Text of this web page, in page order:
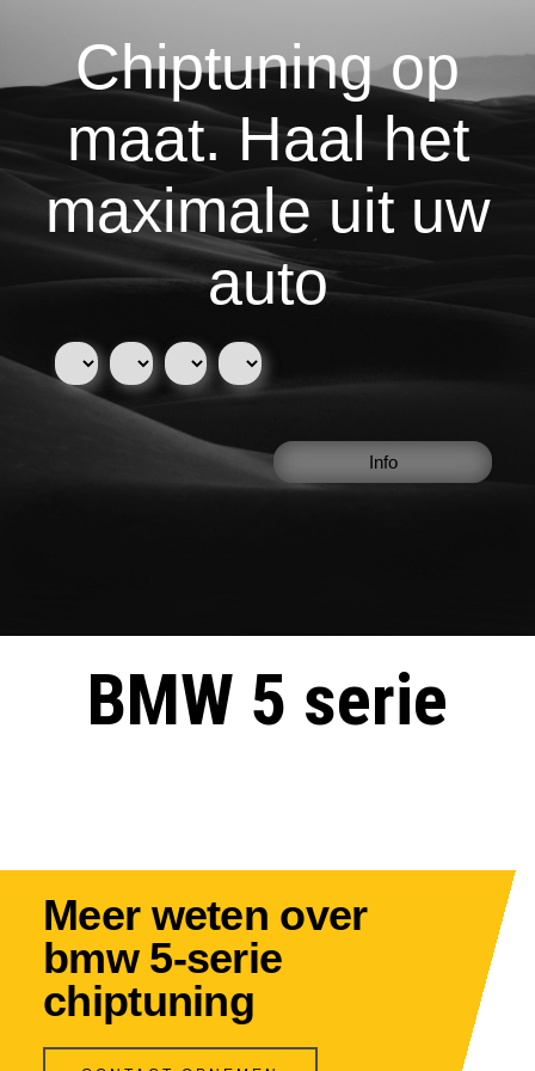
Chiptuning op
maat. Haal het
maximale uit uw
auto
Info
BMW 5 serie
Meer weten over
bmw 5-serie
chiptuning